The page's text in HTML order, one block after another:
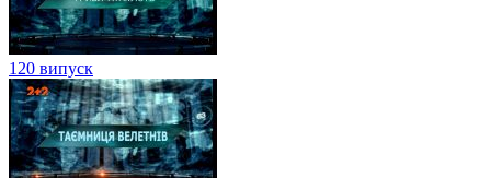
120 випуск